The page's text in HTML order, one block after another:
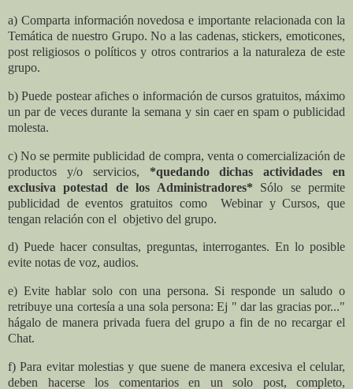
a) Comparta información novedosa e importante relacionada con la
Temática de nuestro Grupo. No a las cadenas, stickers, emoticones,
post religiosos o políticos y otros contrarios a la naturaleza de este
grupo.
b) Puede postear afiches o información de cursos gratuitos, máximo
un par de veces durante la semana y sin caer en spam o publicidad
molesta.
c) No se permite publicidad de compra, venta o comercialización de
productos y/o servicios, *quedando dichas actividades en
exclusiva potestad de los Administradores* Sólo se permite
publicidad de eventos gratuitos como Webinar y Cursos, que
tengan relación con el objetivo del grupo.
d) Puede hacer consultas, preguntas, interrogantes. En lo posible
evite notas de voz, audios.
e) Evite hablar solo con una persona. Si responde un saludo o
retribuye una cortesía a una sola persona: Ej " dar las gracias por..."
hágalo de manera privada fuera del grupo a fin de no recargar el
Chat.
f) Para evitar molestias y que suene de manera excesiva el celular,
deben hacerse los comentarios en un solo post, completo,